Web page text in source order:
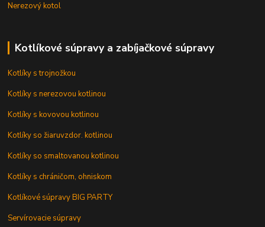
Nerezový kotol
Kotlíkové súpravy a zabíjačkové súpravy
Kotlíky s trojnožkou
Kotlíky s nerezovou kotlinou
Kotlíky s kovovou kotlinou
Kotlíky so žiaruvzdor. kotlinou
Kotlíky so smaltovanou kotlinou
Kotlíky s chráničom, ohniskom
Kotlíkové súpravy BIG PARTY
Servírovacie súpravy